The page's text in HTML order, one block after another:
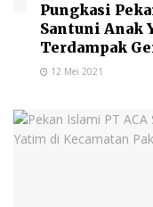
Pungkasi
Santuni Anak
Terdampak
12 Mei 2021